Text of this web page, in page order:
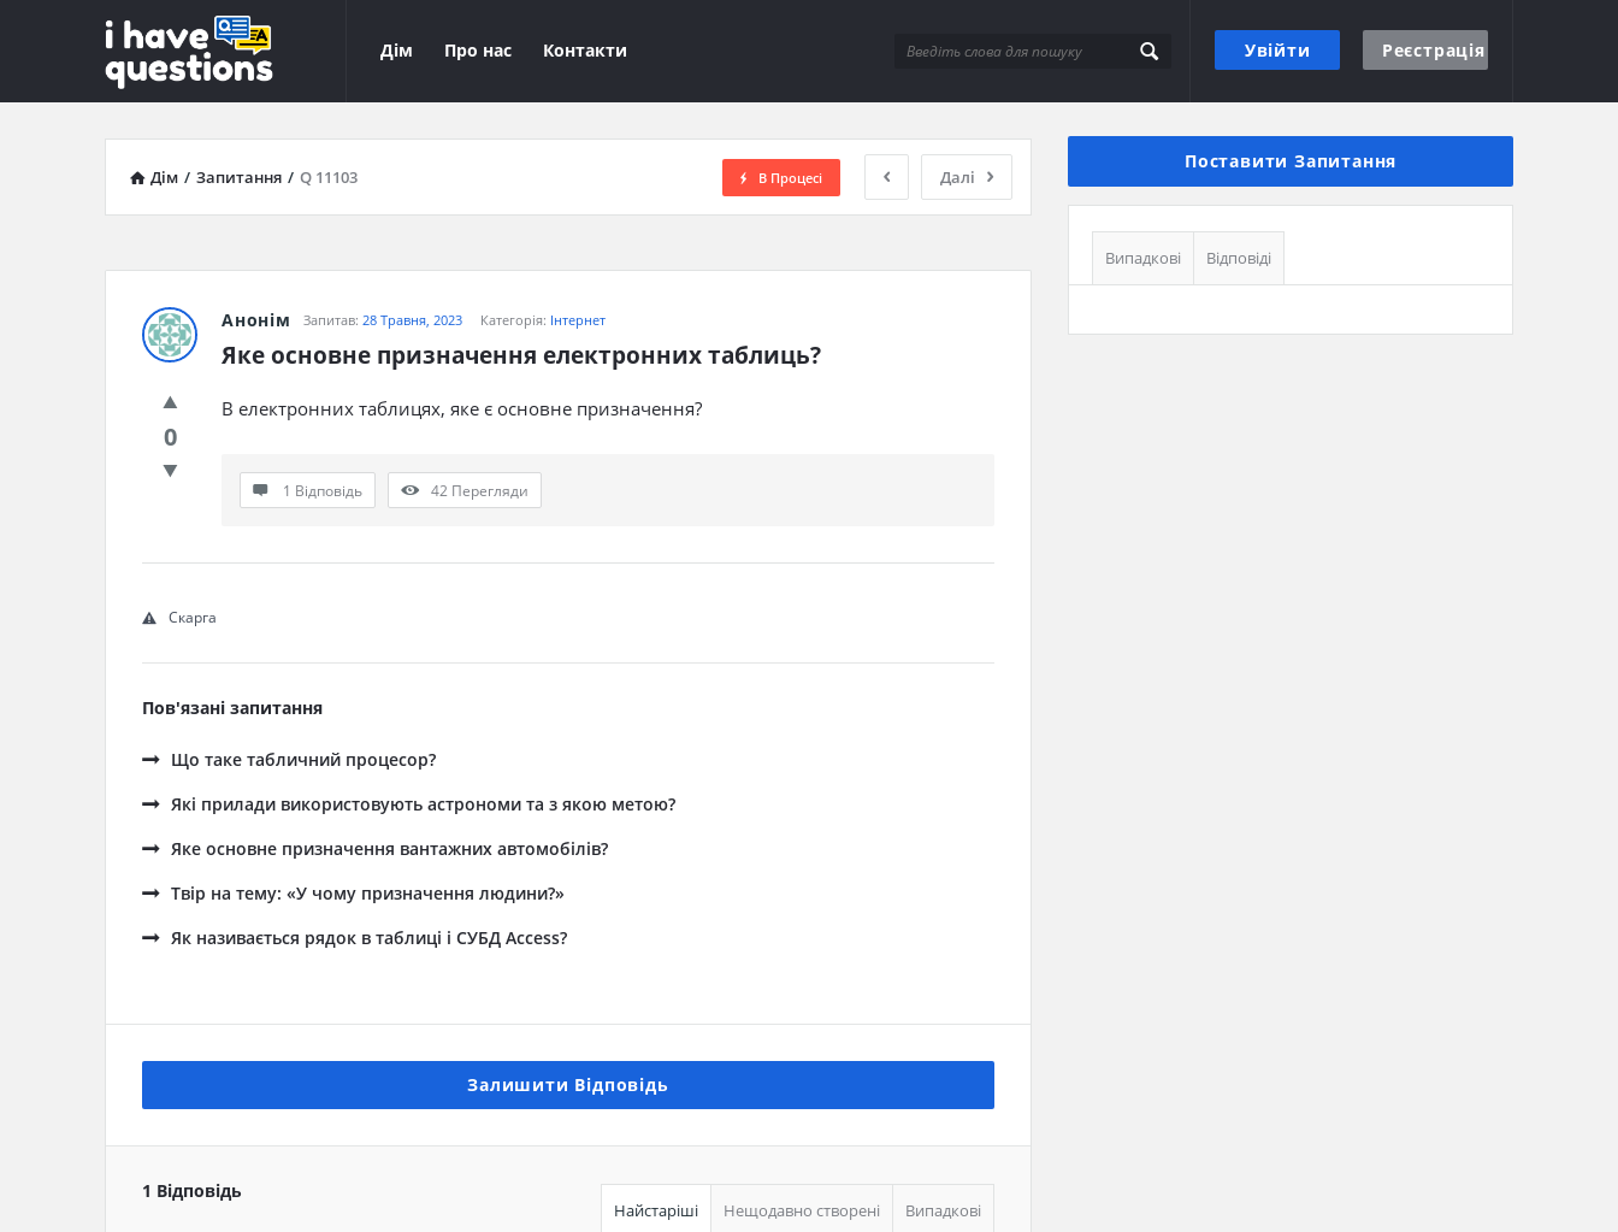
Увійти Реєстрація
iHaveQuestions
Навігація
Дім Про нас Контакти
Дім / Запитання / Q 11103 Далі
В Процесі
Анонім Запитав: 28 Травня, 2023 Категорія: Інтернет
Яке основне призначення електронних таблиць?
0
В електронних таблицях, яке є основне призначення?
1 Відповідь 42 Перегляди
Скарга
Пов'язані запитання
Що таке табличний процесор?
Які прилади використовують астрономи та з якою метою?
Яке основне призначення вантажних автомобілів?
Твір на тему: «У чому призначення людини?»
Як називається рядок в таблиці і СУБД Access?
Залишити Відповідь
1 Відповідь
Найстаріші Нещодавно створені Випадкові
Поставити Запитання
Випадкові Відповіді